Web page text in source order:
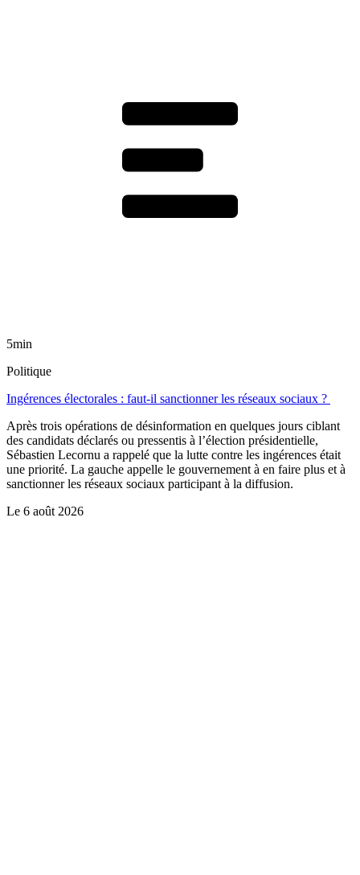
5min
Politique
Ingérences électorales : faut-il sanctionner les réseaux sociaux ?
Après trois opérations de désinformation en quelques jours ciblant
des candidats déclarés ou pressentis à l’élection présidentielle,
Sébastien Lecornu a rappelé que la lutte contre les ingérences était
une priorité. La gauche appelle le gouvernement à en faire plus et à
sanctionner les réseaux sociaux participant à la diffusion.
Le 6 août 2026